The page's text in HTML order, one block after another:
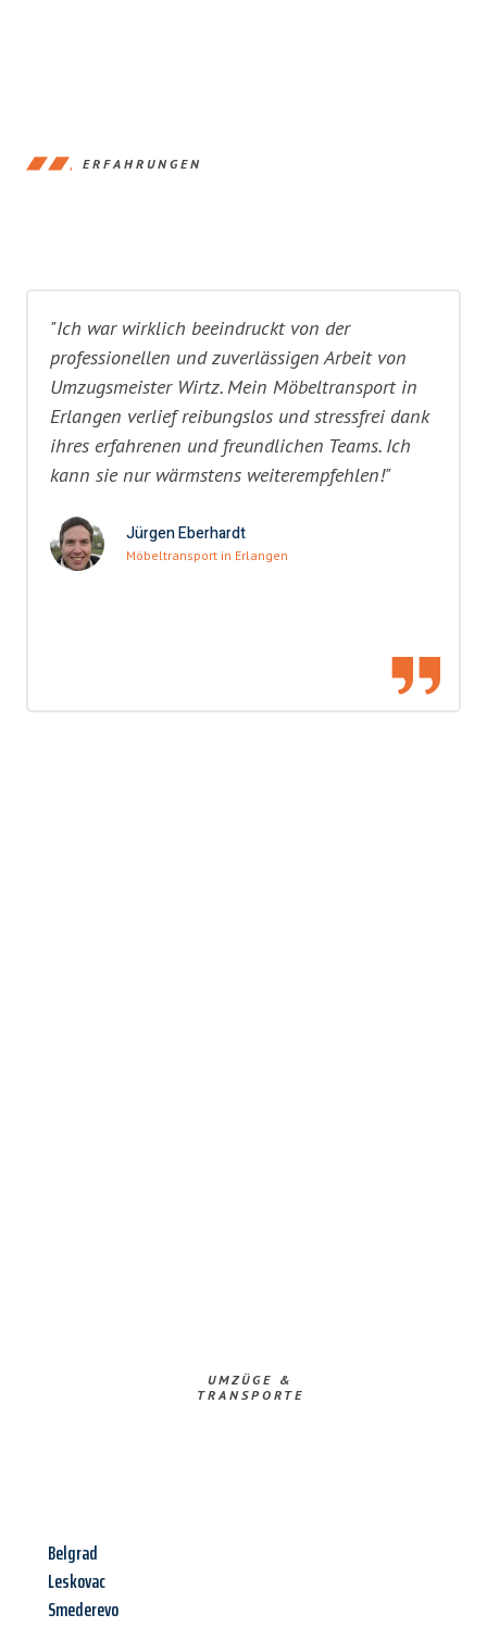
ERFAHRUNGEN
"Ich war wirklich beeindruckt von der
professionellen und zuverlässigen Arbeit von
Umzugsmeister Wirtz. Mein Möbeltransport in
Erlangen verlief reibungslos und stressfrei dank
ihres erfahrenen und freundlichen Teams. Ich
kann sie nur wärmstens weiterempfehlen!"
Jürgen Eberhardt
Möbeltransport in Erlangen
UMZÜGE &
TRANSPORTE
Belgrad
Leskovac
Smederevo